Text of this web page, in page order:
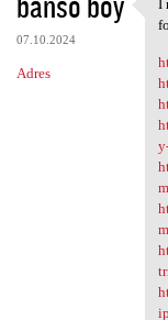
07.10.2024
Adres
I
I